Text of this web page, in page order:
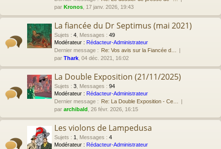
par Kronos , 17 janv. 2026, 19:43
La fiancée du Dr Septimus (mai 2021)
Sujets : 4 Messages : 49
Modérateur : Rédacteur-Administrateur
Dernier message : Re: Vos avis sur la Fiancée d…
par Thark , 04 déc. 2021, 16:02
La Double Exposition (21/11/2025)
Sujets : 3 Messages : 94
Modérateur : Rédacteur-Administrateur
Dernier message : Re: La Double Exposition - Ce…
par archibald , 26 févr. 2026, 16:15
Les violons de Lampedusa
Sujets : 1 Messages : 4
Modérateur : Rédacteur-Administrateur